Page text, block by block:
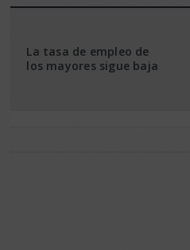
La tasa de empleo de
los mayores sigue baja